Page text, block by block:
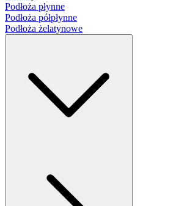
Podłoża płynne
Podłoża półpłynne
Podłoża żelatynowe